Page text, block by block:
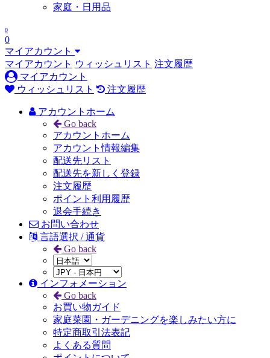
家庭・日用品
0
0
マイアカウント
マイアカウント ウィッシュリスト 注文履歴
マイアカウント
ウィッシュリスト
注文履歴
アカウントホーム
Go back
アカウントホーム
アカウント情報編集
配送先リスト
配送先を新しく登録
注文履歴
ポイント利用履歴
退会手続き
お問い合わせ
言語選択 / 通貨
Go back
インフォメーション
Go back
お買い物ガイド
家庭菜園・ガーデニングを楽しみたい方に
特定商取引法表記
よくある質問